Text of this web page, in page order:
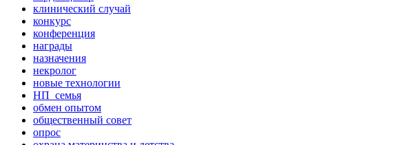
клинический случай
конкурс
конференция
награды
назначения
некролог
новые технологии
НП_семья
обмен опытом
общественный совет
опрос